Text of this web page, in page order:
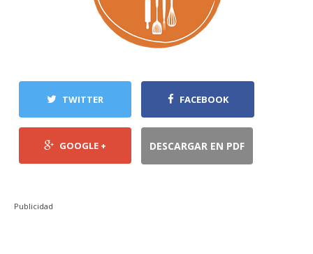
TWITTER FACEBOOK
GOOGLE + DESCARGAR EN PDF
Publicidad